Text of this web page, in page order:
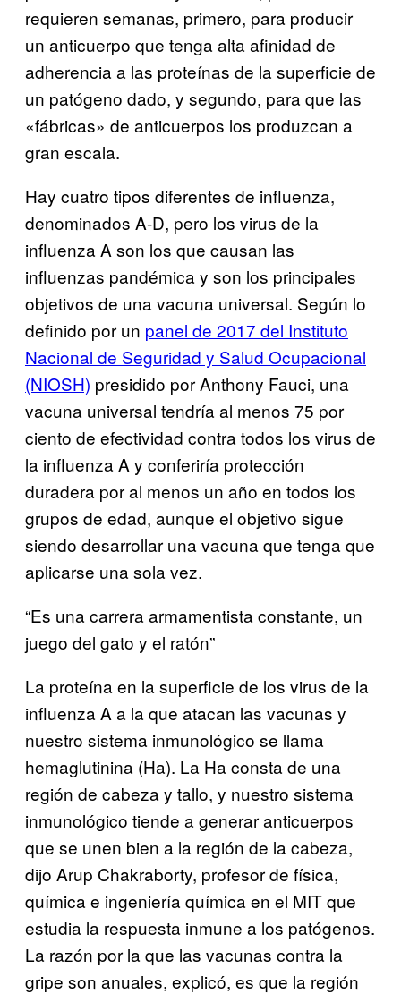
requieren semanas, primero, para producir
un anticuerpo que tenga alta afinidad de
adherencia a las proteínas de la superficie de
un patógeno dado, y segundo, para que las
«fábricas» de anticuerpos los produzcan a
gran escala.
Hay cuatro tipos diferentes de influenza,
denominados A-D, pero los virus de la
influenza A son los que causan las
influenzas pandémica y son los principales
objetivos de una vacuna universal. Según lo
definido por un panel de 2017 del Instituto
Nacional de Seguridad y Salud Ocupacional
(NIOSH) presidido por Anthony Fauci, una
vacuna universal tendría al menos 75 por
ciento de efectividad contra todos los virus de
la influenza A y conferiría protección
duradera por al menos un año en todos los
grupos de edad, aunque el objetivo sigue
siendo desarrollar una vacuna que tenga que
aplicarse una sola vez.
“Es una carrera armamentista constante, un
juego del gato y el ratón”
La proteína en la superficie de los virus de la
influenza A a la que atacan las vacunas y
nuestro sistema inmunológico se llama
hemaglutinina (Ha). La Ha consta de una
región de cabeza y tallo, y nuestro sistema
inmunológico tiende a generar anticuerpos
que se unen bien a la región de la cabeza,
dijo Arup Chakraborty, profesor de física,
química e ingeniería química en el MIT que
estudia la respuesta inmune a los patógenos.
La razón por la que las vacunas contra la
gripe son anuales, explicó, es que la región